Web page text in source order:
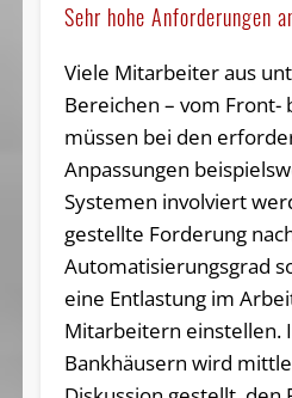
Sehr hohe Anforderungen
Viele Mitarbeiter aus
Bereichen – vom Front-
müssen bei den
Anpassungen
Systemen involviert
gestellte Forderung
Automatisierungsgrad
eine Entlastung im
Mitarbeitern einstellen.
Bankhäusern wird